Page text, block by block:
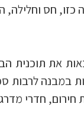
כזו, חס
את תוכנית
במבנה לרבות
חדרי